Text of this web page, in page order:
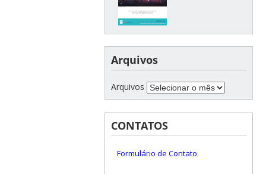
Arquivos
Arquivos
CONTATOS
Formulário de Contato